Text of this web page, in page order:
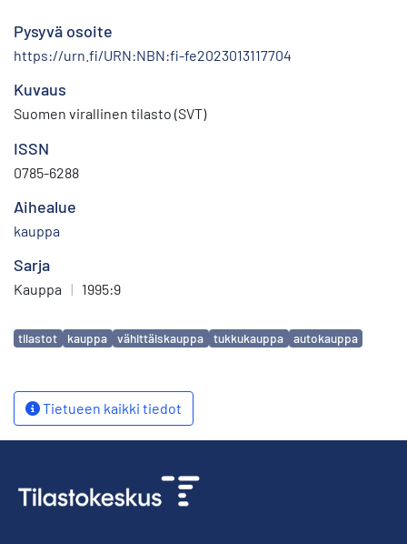
Pysyvä osoite
https://urn.fi/URN:NBN:fi-fe2023013117704
Kuvaus
Suomen virallinen tilasto (SVT)
ISSN
0785-6288
Aihealue
kauppa
Sarja
Kauppa | 1995:9
Avainsanat
tilastot kauppa vähittäiskauppa tukkukauppa autokauppa
Tietueen kaikki tiedot